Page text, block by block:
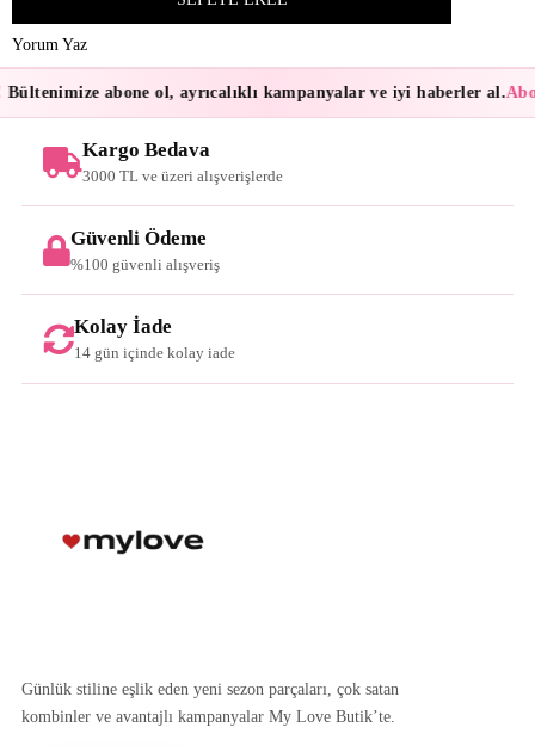
Yorum Yaz
abone ol, ayrıcalıklı kampanyalar ve iyi haberler al.
Kargo Bedava
3000 TL ve üzeri alışverişlerde
Güvenli Ödeme
%100 güvenli alışveriş
Kolay İade
14 gün içinde kolay iade
Günlük stiline eşlik eden yeni sezon parçaları, çok satan
kombinler ve avantajlı kampanyalar My Love Butik’te.